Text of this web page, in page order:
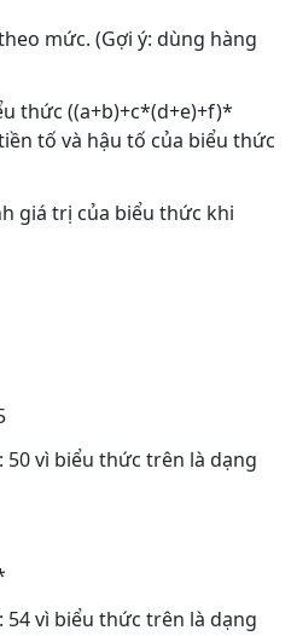
mức. (Gợi ý: dùng hàng
thức ((a+b)+c*(d+e)+f)*
tố và hậu tố của biểu thức
giá trị của biểu thức khi
vì biểu thức trên là dạng
vì biểu thức trên là dạng